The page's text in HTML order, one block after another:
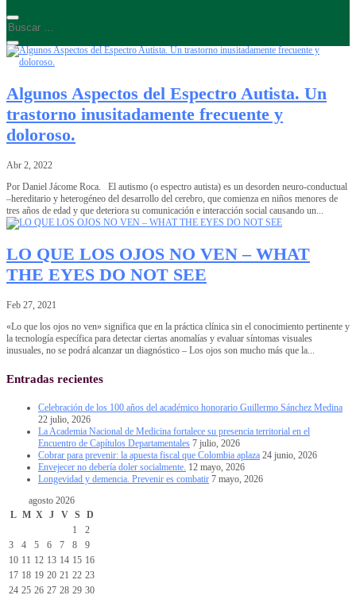
Algunos Aspectos del Espectro Autista. Un
trastorno inusitadamente frecuente y
doloroso.
Abr 2, 2022
Por Daniel Jácome Roca. El autismo (o espectro autista) es un desorden neuro-conductual
–hereditario y heterogéneo del desarrollo del cerebro, que comienza en niños menores de
tres años de edad y que deteriora su comunicación e interacción social causando un...
LO QUE LOS OJOS NO VEN – WHAT
THE EYES DO NOT SEE
Feb 27, 2021
«Lo que los ojos no ven» significa que en la práctica clínica sin el conocimiento pertinente y
la tecnología específica para detectar ciertas anomalías y evaluar síntomas visuales
inusuales, no se podrá alcanzar un diagnóstico – Los ojos son mucho más que la...
Entradas recientes
Celebración de los 100 años del académico honorario Guillermo Sánchez Medina
22 julio, 2026
La Academia Nacional de Medicina fortalece su presencia territorial en el
Encuentro de Capítulos Departamentales 7 julio, 2026
Cobrar para prevenir: la apuesta fiscal que Colombia aplaza 24 junio, 2026
Envejecer no debería doler socialmente. 12 mayo, 2026
Longevidad y demencia. Prevenir es combatir 7 mayo, 2026
agosto 2026
L M X J V S
D
1
2
3
4 5 6 7 8
9
10 11 12 13 14 15 16
17 18 19 20 21 22 23
24 25 26 27 28 29 30